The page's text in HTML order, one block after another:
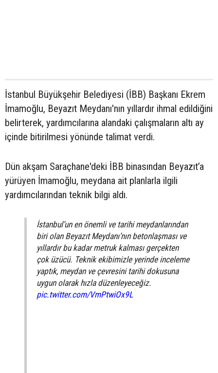
İstanbul Büyükşehir Belediyesi (İBB) Başkanı Ekrem
İmamoğlu, Beyazıt Meydanı'nın yıllardır ihmal edildiğini
belirterek, yardımcılarına alandaki çalışmaların altı ay
içinde bitirilmesi yönünde talimat verdi.
Dün akşam Saraçhane'deki İBB binasından Beyazıt’a
yürüyen İmamoğlu, meydana ait planlarla ilgili
yardımcılarından teknik bilgi aldı.
İstanbul’un en önemli ve tarihi meydanlarından
biri olan Beyazıt Meydanı’nın betonlaşması ve
yıllardır bu kadar metruk kalması gerçekten
çok üzücü. Teknik ekibimizle yerinde inceleme
yaptık, meydan ve çevresini tarihi dokusuna
uygun olarak hızla düzenleyeceğiz.
pic.twitter.com/VmPtwiOx9L